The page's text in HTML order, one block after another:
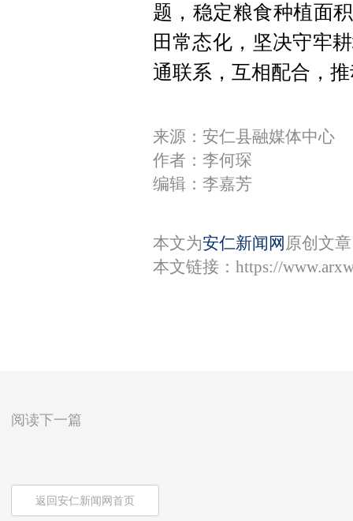
题，稳定粮食种植面
田常态化，坚决守牢
通联系，互相配合，
来源：安仁县融媒体中心
作者：李何琛
编辑：李嘉芳
本文为安仁新闻网 原创文
本文链接： https://
阅读下一篇
返回安仁新闻网首页